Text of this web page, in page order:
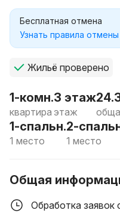
Бесплатная отмена
Узнать правила отмены
Жильё проверено
1-комн.
квартира
3 этаж
этаж
1-спальн.
1 место
2-
1 место
Общая
Обработка заявок